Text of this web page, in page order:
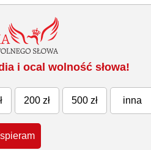
i ocal wolność słowa!
200 zł 500 zł inna